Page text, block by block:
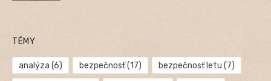
TÉMY
analýza (6) bezpečnosť(17) bezpečnosť letu (7)